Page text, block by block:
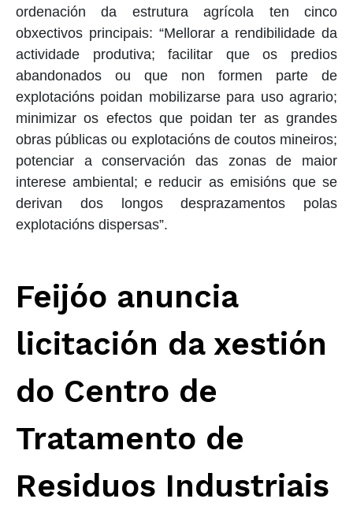
ordenación da estrutura agrícola ten cinco
obxectivos principais: “Mellorar a rendibilidade da
actividade produtiva; facilitar que os predios
abandonados ou que non formen parte de
explotacións poidan mobilizarse para uso agrario;
minimizar os efectos que poidan ter as grandes
obras públicas ou explotacións de coutos mineiros;
potenciar a conservación das zonas de maior
interese ambiental; e reducir as emisións que se
derivan dos longos desprazamentos polas
explotacións dispersas”.
Feijóo anuncia
licitación da xestión
do Centro de
Tratamento de
Residuos Industriais